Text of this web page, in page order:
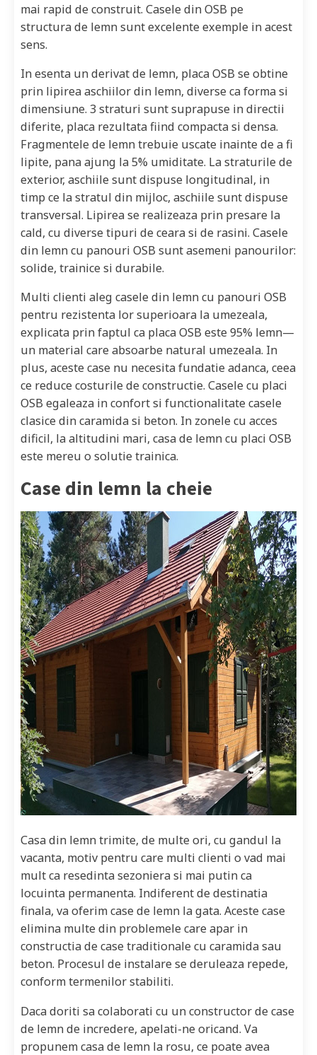
mai rapid de construit. Casele din OSB pe
structura de lemn sunt excelente exemple in acest
sens.
In esenta un derivat de lemn, placa OSB se obtine
prin lipirea aschiilor din lemn, diverse ca forma si
dimensiune. 3 straturi sunt suprapuse in directii
diferite, placa rezultata fiind compacta si densa.
Fragmentele de lemn trebuie uscate inainte de a fi
lipite, pana ajung la 5% umiditate. La straturile de
exterior, aschiile sunt dispuse longitudinal, in
timp ce la stratul din mijloc, aschiile sunt dispuse
transversal. Lipirea se realizeaza prin presare la
cald, cu diverse tipuri de ceara si de rasini. Casele
din lemn cu panouri OSB sunt asemeni panourilor:
solide, trainice si durabile.
Multi clienti aleg casele din lemn cu panouri OSB
pentru rezistenta lor superioara la umezeala,
explicata prin faptul ca placa OSB este 95% lemn—
un material care absoarbe natural umezeala. In
plus, aceste case nu necesita fundatie adanca, ceea
ce reduce costurile de constructie. Casele cu placi
OSB egaleaza in confort si functionalitate casele
clasice din caramida si beton. In zonele cu acces
dificil, la altitudini mari, casa de lemn cu placi OSB
este mereu o solutie trainica.
Case din lemn la cheie
Casa din lemn trimite, de multe ori, cu gandul la
vacanta, motiv pentru care multi clienti o vad mai
mult ca resedinta sezoniera si mai putin ca
locuinta permanenta. Indiferent de destinatia
finala, va oferim case de lemn la gata. Aceste case
elimina multe din problemele care apar in
constructia de case traditionale cu caramida sau
beton. Procesul de instalare se deruleaza repede,
conform termenilor stabiliti.
Daca doriti sa colaborati cu un constructor de case
de lemn de incredere, apelati-ne oricand. Va
propunem casa de lemn la rosu, ce poate avea